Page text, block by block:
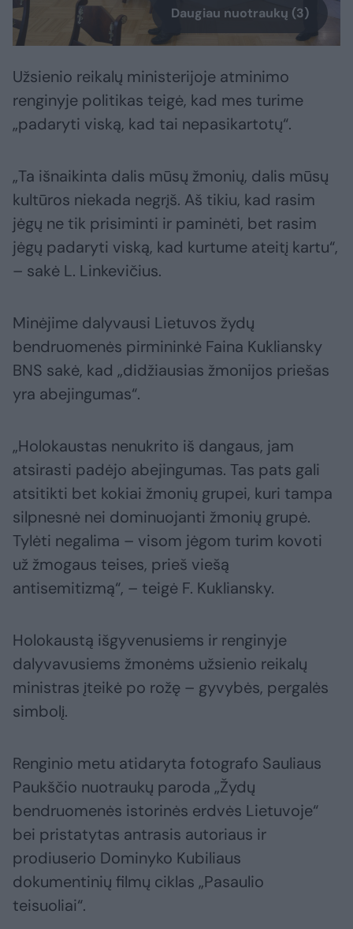
Daugiau nuotraukų (3)
Užsienio reikalų ministerijoje atminimo
renginyje politikas teigė, kad mes turime
„padaryti viską, kad tai nepasikartotų“.
„Ta išnaikinta dalis mūsų žmonių, dalis mūsų
kultūros niekada negrįš. Aš tikiu, kad rasim
jėgų ne tik prisiminti ir paminėti, bet rasim
jėgų padaryti viską, kad kurtume ateitį kartu“,
– sakė L. Linkevičius.
Minėjime dalyvausi Lietuvos žydų
bendruomenės pirmininkė Faina Kukliansky
BNS sakė, kad „didžiausias žmonijos priešas
yra abejingumas“.
„Holokaustas nenukrito iš dangaus, jam
atsirasti padėjo abejingumas. Tas pats gali
atsitikti bet kokiai žmonių grupei, kuri tampa
silpnesnė nei dominuojanti žmonių grupė.
Tylėti negalima – visom jėgom turim kovoti
už žmogaus teises, prieš viešą
antisemitizmą“, – teigė F. Kukliansky.
Holokaustą išgyvenusiems ir renginyje
dalyvavusiems žmonėms užsienio reikalų
ministras įteikė po rožę – gyvybės, pergalės
simbolį.
Renginio metu atidaryta fotografo Sauliaus
Paukščio nuotraukų paroda „Žydų
bendruomenės istorinės erdvės Lietuvoje“
bei pristatytas antrasis autoriaus ir
prodiuserio Dominyko Kubiliaus
dokumentinių filmų ciklas „Pasaulio
teisuoliai“.